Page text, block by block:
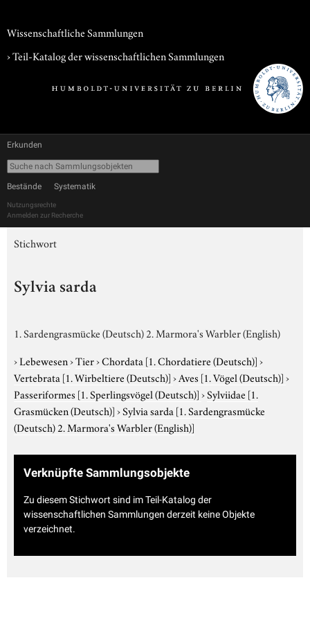
Wissenschaftliche Sammlungen
› Teil-Katalog der wissenschaftlichen Sammlungen
Erkunden
Bestände Systematik
Nutzungsrechte
Anmelden zur Recherche
Stichwort
Sylvia sarda
1. Sardengrasmücke (Deutsch) 2. Marmora's Warbler (English)
›Lebewesen›Tier›Chordata [1. Chordatiere (Deutsch)]›
Vertebrata [1. Wirbeltiere (Deutsch)]›Aves [1. Vögel (Deutsch)]›
Passeriformes [1. Sperlingsvögel (Deutsch)]›Sylviidae [1.
Grasmücken (Deutsch)]›Sylvia sarda [1. Sardengrasmücke
(Deutsch) 2. Marmora's Warbler (English)]
Verknüpfte Sammlungsobjekte
Zu diesem Stichwort sind im Teil-Katalog der
wissenschaftlichen Sammlungen derzeit keine Objekte
verzeichnet.